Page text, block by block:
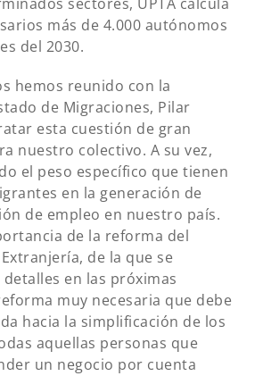
más de 4.000 autónomos
del 2030.
hemos reunido con la
de Migraciones, Pilar
esta cuestión de gran
nuestro colectivo. A su vez,
el peso específico que tienen
en la generación de
de empleo en nuestro país.
de la reforma del
de la que se
en las próximas
muy necesaria que debe
hacia la simplificación de los
aquellas personas que
un negocio por cuenta